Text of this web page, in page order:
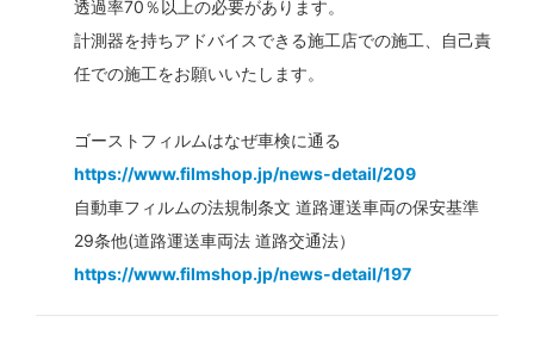
透過率70％以上の必要があります。
計測器を持ちアドバイスできる施工店での施工、自己責
任での施工をお願いいたします。
ゴーストフィルムはなぜ車検に通る
https://www.filmshop.jp/news-detail/209
自動車フィルムの法規制条文 道路運送車両の保安基準
29条他(道路運送車両法 道路交通法）
https://www.filmshop.jp/news-detail/197